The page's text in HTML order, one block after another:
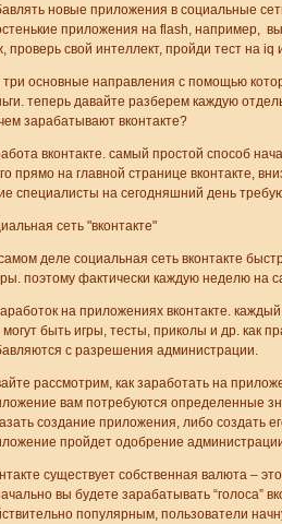
новые приложения в социальные
приложения на flash, например,
проверь свой интеллект, пройди тест на iq
три основные направления с помощью
теперь давайте разберем каждую
зарабатывают вконтакте?
вконтакте. самый простой способ
прямо на главной странице вконтакте,
специалисты на сегодняшний день
сеть "вконтакте"
деле социальная сеть вконтакте
поэтому фактически каждую неделю на
на приложениях вконтакте.
могут быть игры, тесты, приколы и др. как
с разрешения администрации.
рассмотрим, как заработать на
вам потребуются определенные
создание приложения, либо создать
пройдет одобрение
существует собственная валюта –
вы будете зарабатывать “голоса”
популярным, пользователи